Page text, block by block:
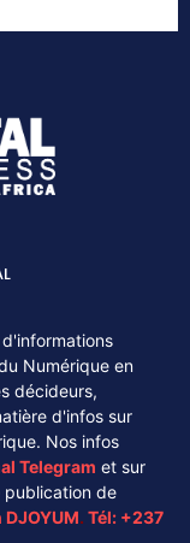
Numérique en
décideurs,
d'infos sur
Nos infos
Telegram et sur
publication de
. Tél: +237